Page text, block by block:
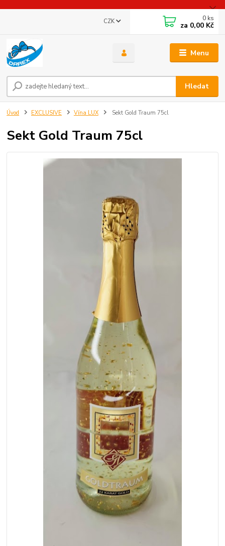
Menu
CZK
Hledat
0 ks
za 0,00 Kč
Úvod EXCLUSIVE Vína LUX Sekt Gold Traum 75cl
Sekt Gold Traum 75cl